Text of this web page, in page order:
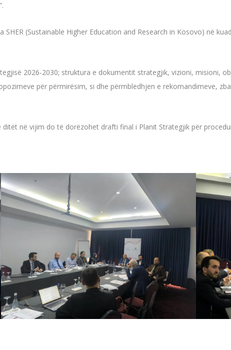
(Sustainable Higher Education and Research in Kosovo) në
2026-2030; struktura e dokumentit strategjik, vizioni, misioni,
për përmirësim, si dhe përmbledhjen e rekomandimeve,
në vijim do të dorëzohet drafti final i Planit Strategjik për